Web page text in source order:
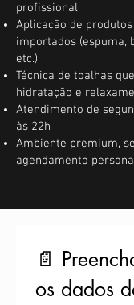
profissional
Aplicação de
importados (espuma,
etc.)
Técnica de toalhas
hidratação e
Atendimento de
às 22h
Ambiente premium,
agendamento
📄
os dados